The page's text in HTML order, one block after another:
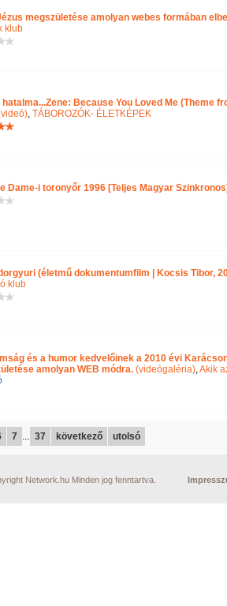
megszületése amolyan webes formában
klub
Because You Loved Me (Theme
, TÁBOROZÓK- ÉLETKÉPEK
Dame-i toronyőr 1996 [Teljes Magyar
(életmű dokumentumfilm | Kocsis Tibor,
klub
és a humor kedvelőinek a 2010 évi
amolyan WEB módra. (videógaléria),Akik
7 ... 37 következő utolsó
Network.hu Minden jog fenntartva.